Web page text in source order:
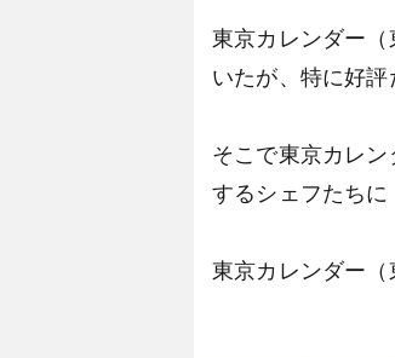
東京カレンダー
いたが、特に好評
そこで東京カレ
するシェフたちに
東京カレンダー（